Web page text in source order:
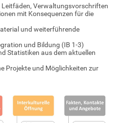
Leitfäden, Verwaltungsvorschriften
mit Konsequenzen für die
und weiterführende
und Bildung (IB 1-3)
Statistiken aus dem aktuellen
Projekte und Möglichkeiten zur